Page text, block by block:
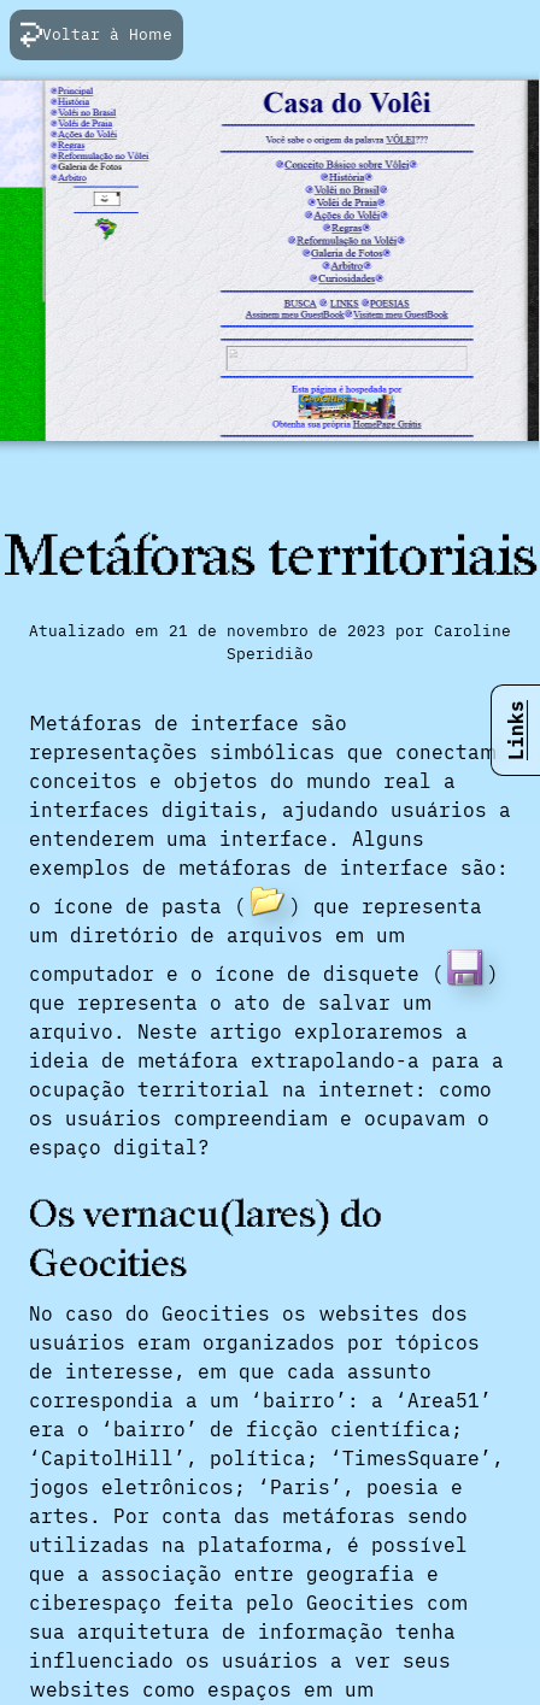
Voltar à Home
Metáforas territoriais
Atualizado em 21 de novembro de 2023 por Caroline
Speridião
Links
Metáforas de interface são
representações simbólicas que conectam
conceitos e objetos do mundo real a
interfaces digitais, ajudando usuários a
entenderem uma interface. Alguns
exemplos de metáforas de interface são:
o ícone de pasta (
) que representa
um diretório de arquivos em um
computador e o ícone de disquete (
)
que representa o ato de salvar um
arquivo. Neste artigo exploraremos a
ideia de metáfora extrapolando-a para a
ocupação territorial na internet: como
os usuários compreendiam e ocupavam o
espaço digital?
Os vernacu(lares) do
Geocities
No caso do Geocities os websites dos
usuários eram organizados por tópicos
de interesse, em que cada assunto
correspondia a um ‘bairro’: a ‘Area51’
era o ‘bairro’ de ficção científica;
‘CapitolHill’, política; ‘TimesSquare’,
jogos eletrônicos; ‘Paris’, poesia e
artes. Por conta das metáforas sendo
utilizadas na plataforma, é possível
que a associação entre geografia e
ciberespaço feita pelo Geocities com
sua arquitetura de informação tenha
influenciado os usuários a ver seus
websites como espaços em um